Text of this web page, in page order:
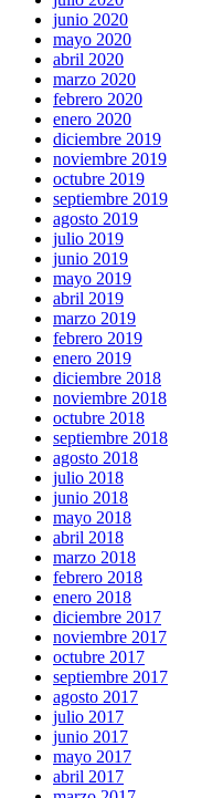
junio 2020
mayo 2020
abril 2020
marzo 2020
febrero 2020
enero 2020
diciembre 2019
noviembre 2019
octubre 2019
septiembre 2019
agosto 2019
julio 2019
junio 2019
mayo 2019
abril 2019
marzo 2019
febrero 2019
enero 2019
diciembre 2018
noviembre 2018
octubre 2018
septiembre 2018
agosto 2018
julio 2018
junio 2018
mayo 2018
abril 2018
marzo 2018
febrero 2018
enero 2018
diciembre 2017
noviembre 2017
octubre 2017
septiembre 2017
agosto 2017
julio 2017
junio 2017
mayo 2017
abril 2017